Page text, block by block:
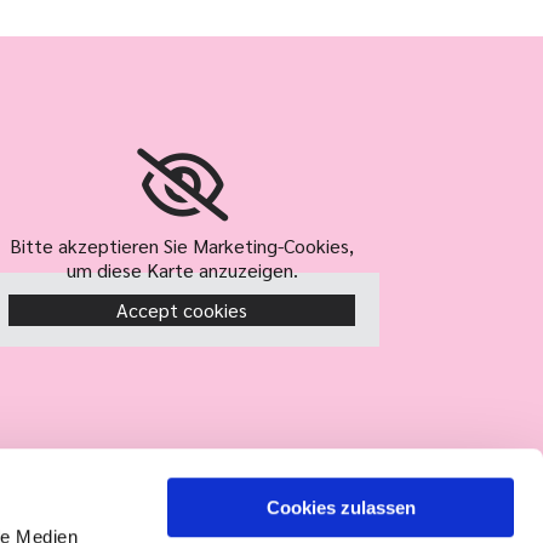
Medien
Cookies zulassen
Bitte akzeptieren Sie Marketing-Cookies,
um diese Karte anzuzeigen.
Accept cookies